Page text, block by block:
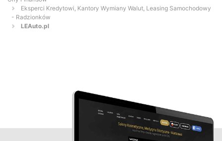
Eksperci Kredytowi, Kantory Wymiany Walut, Leasing Samochodowy
- Radzionków
LEAuto.pl